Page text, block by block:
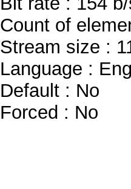
Count of
Stream size :
Language :
Default : No
Forced : No